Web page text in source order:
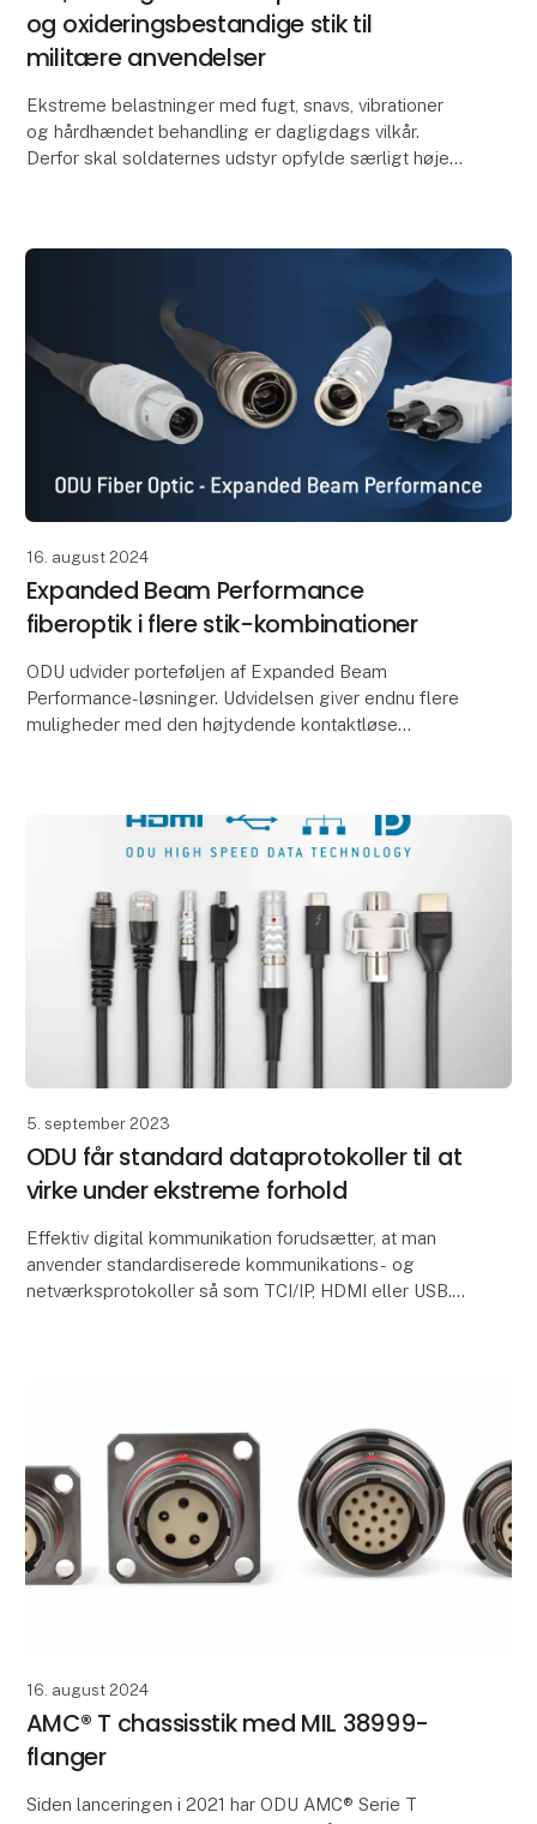
og oxideringsbestandige stik til
militære anvendelser
Ekstreme belastninger med fugt, snavs, vibrationer
og hårdhændet behandling er dagligdags vilkår.
Derfor skal soldaternes udstyr opfylde særligt høje
16. august 2024
Expanded Beam Performance
fiberoptik i flere stik-kombinationer
ODU udvider porteføljen af Expanded Beam
Performance-løsninger. Udvidelsen giver endnu flere
muligheder med den højtydende kontaktløse
5. september 2023
ODU får standard dataprotokoller til at
virke under ekstreme forhold
Effektiv digital kommunikation forudsætter, at man
anvender standardiserede kommunikations- og
netværksprotokoller så som TCI/IP, HDMI eller USB. I
16. august 2024
AMC® T chassisstik med MIL 38999-
flanger
Siden lanceringen i 2021 har ODU AMC® Serie T